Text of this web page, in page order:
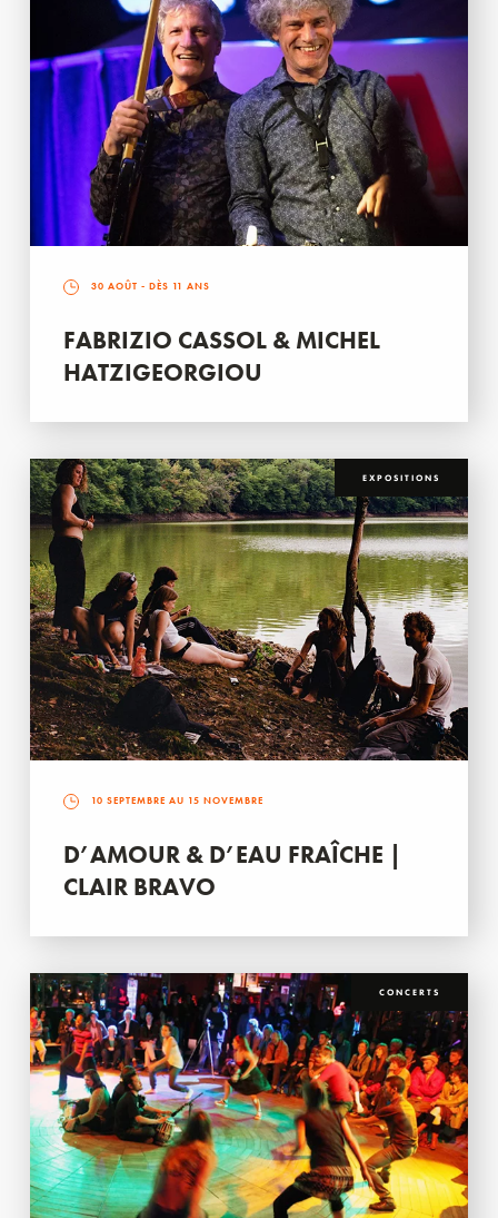
30 AOÛT - DÈS 11 ANS
FABRIZIO CASSOL & MICHEL
HATZIGEORGIOU
EXPOSITIONS
10 SEPTEMBRE AU 15 NOVEMBRE
D’AMOUR & D’EAU FRAÎCHE |
CLAIR BRAVO
CONCERTS